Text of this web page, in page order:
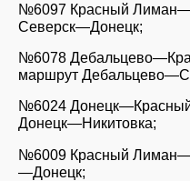
№6097 Красный
Северск—Донецк;
№6078
маршрут
№6024
Донецк—Никитовка;
№6009 Красный
—Донецк;